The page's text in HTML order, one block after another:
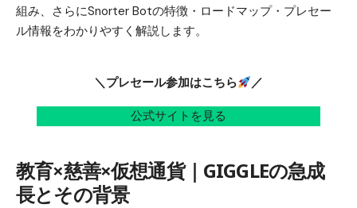
組み、さらにSnorter Botの特徴・ロードマップ・プレセー
ル情報をわかりやすく解説します。
＼プレセール参加はこちら ／
公式サイトを見る
教育×慈善×仮想通貨｜GIGGLEの急成
長とその背景